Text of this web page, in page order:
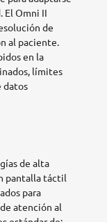
El Omni II
de
al paciente.
en la
límites
datos
de alta
pantalla táctil
para
atención al